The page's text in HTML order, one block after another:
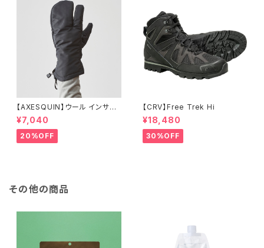
【AXESQUIN】ウール インサレ
ーション トリガー ミトン
¥7,040
20%OFF
【CRV】Free Trek Hi
¥18,480
30%OFF
その他の商品